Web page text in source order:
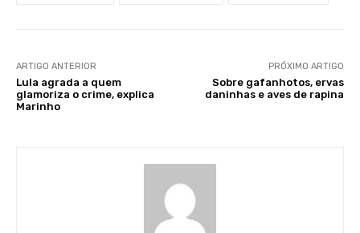
ARTIGO ANTERIOR
Lula agrada a quem
glamoriza o crime, explica
Marinho
PRÓXIMO ARTIGO
Sobre gafanhotos, ervas
daninhas e aves de rapina